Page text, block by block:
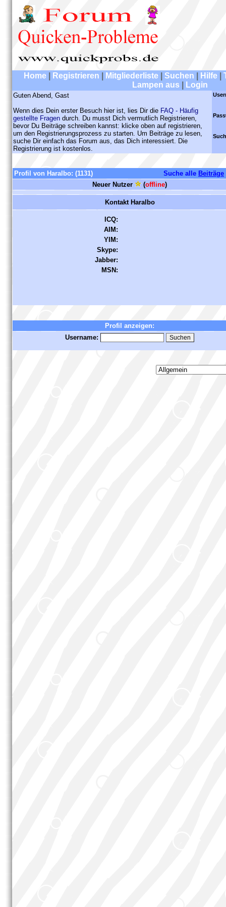
Home Registrieren Mitgliederliste Suchen Hilfe
Lampen aus
Login
Guten Abend, Gast
Wenn dies Dein erster Besuch hier ist, lies Dir die FAQ - Häufig
gestellte Fragen durch. Du musst Dich vermutlich Registrieren,
bevor Du Beiträge schreiben kannst: klicke oben auf registrieren,
um den Registrierungsprozess zu starten. Um Beiträge zu lesen,
suche Dir einfach das Forum aus, das Dich interessiert. Die
Registrierung ist kostenlos.
Profil von Haralbo: (1131) Suche alle Beiträge
Neuer Nutzer
(offline)
Kontakt Haralbo
ICQ:
AIM:
YIM:
Skype:
Jabber:
MSN:
Profil anzeigen:
Username: